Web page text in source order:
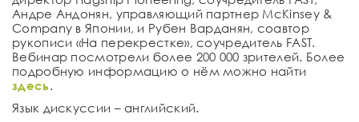
Андре Андонян, управляющий партнер McKinsey &
Company в Японии, и Рубен Варданян, соавтор
рукописи «На перекрестке», соучредитель FAST.
Вебинар посмотрели более 200 000 зрителей. Более
подробную информацию о нём можно найти
здесь.
Язык дискуссии – английский.